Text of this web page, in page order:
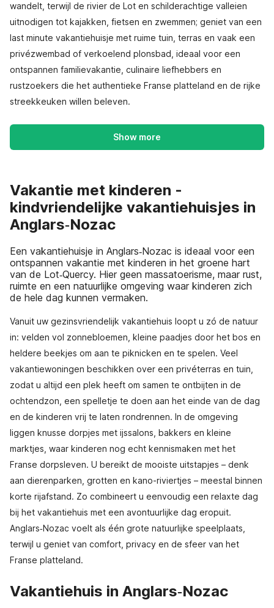
wandelt, terwijl de rivier de Lot en schilderachtige valleien
uitnodigen tot kajakken, fietsen en zwemmen; geniet van een
last minute vakantiehuisje met ruime tuin, terras en vaak een
privézwembad of verkoelend plonsbad, ideaal voor een
ontspannen familievakantie, culinaire liefhebbers en
rustzoekers die het authentieke Franse platteland en de rijke
streekkeuken willen beleven.
Show more
Vakantie met kinderen -
kindvriendelijke vakantiehuisjes in
Anglars‑Nozac
Een vakantiehuisje in Anglars‑Nozac is ideaal voor een
ontspannen vakantie met kinderen in het groene hart
van de Lot‑Quercy. Hier geen massatoerisme, maar rust,
ruimte en een natuurlijke omgeving waar kinderen zich
de hele dag kunnen vermaken.
Vanuit uw gezinsvriendelijk vakantiehuis loopt u zó de natuur
in: velden vol zonnebloemen, kleine paadjes door het bos en
heldere beekjes om aan te piknicken en te spelen. Veel
vakantiewoningen beschikken over een privéterras en tuin,
zodat u altijd een plek heeft om samen te ontbijten in de
ochtendzon, een spelletje te doen aan het einde van de dag
en de kinderen vrij te laten rondrennen. In de omgeving
liggen knusse dorpjes met ijssalons, bakkers en kleine
marktjes, waar kinderen nog echt kennismaken met het
Franse dorpsleven. U bereikt de mooiste uitstapjes – denk
aan dierenparken, grotten en kano-riviertjes – meestal binnen
korte rijafstand. Zo combineert u eenvoudig een relaxte dag
bij het vakantiehuis met een avontuurlijke dag eropuit.
Anglars‑Nozac voelt als één grote natuurlijke speelplaats,
terwijl u geniet van comfort, privacy en de sfeer van het
Franse platteland.
Vakantiehuis in Anglars‑Nozac